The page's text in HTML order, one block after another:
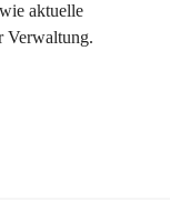
aktuelle
Verwaltung.